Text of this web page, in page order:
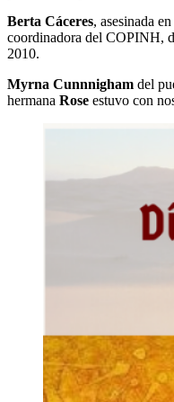
Berta Cáceres, asesinada
coordinadora del COPINH,
2010.
Myrna Cunnnigham del
hermana Rose estuvo con